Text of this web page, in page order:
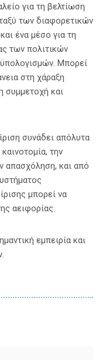
για τη βελτίωση
των διαφορετικών
ένα μέσο για τη
των πολιτικών
Μπορεί
στη χάραξη
συμμετοχή και
συνάδει απόλυτα
την
απασχόληση, και από
μπορεί να
αειφορίας.
εμπειρία και